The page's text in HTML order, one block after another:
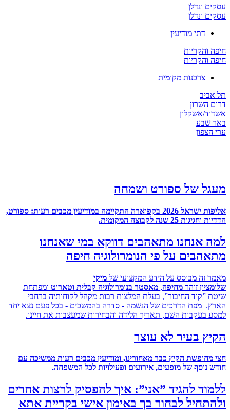
ונדלן
ונדלן
דתי מודיעין
צרכנות מקומית
אשקלון
של ספורט ושמחה
אליפות ישראל 2026 בקפוארה התקיימה במודיעין מכבים רעות: ספורט,
25 שנה לקבוצה המקומית.
אנחנו מתאהבים דווקא במי שאנחנו
על פי הנומרולוגיה חיפה
זה מבוסס על הידע המקצועי שלמיקי
זוהרמחיפה ,מאסטר בנומרולוגיה קבלית וטארוטומפתחת
החיבור”, בעלת המלצות רבות מקהל לקוחותיה ברחבי
מפת הדרכים של הנשמה - סדרה בהמשכים - בכל פעם נצא יחד
השם, תאריך הלידה והבחירות שמעצבות את חיינו.
בעיר לא עוצר
הקיץ כבר מאחורינו, ומודיעין מכבים רעות ממשיכה עם
של מופעים, אירועים ופעילויות לכל המשפחה.
להגיד ”אני”: איך להפסיק לרצות אחרים
לבחור בך באימון אישי בקריית אתא